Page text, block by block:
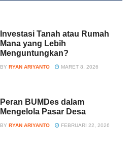
Investasi Tanah atau Rumah
Mana yang Lebih
Menguntungkan?
BY RYAN ARIYANTO MARET 8, 2026
Peran BUMDes dalam
Mengelola Pasar Desa
BY RYAN ARIYANTO FEBRUARI 22, 2026